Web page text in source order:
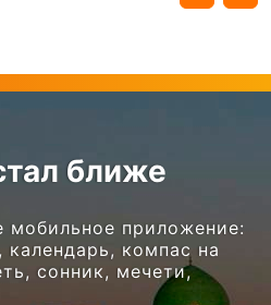
ближе
мобильное приложение:
компас на
сонник, мечети,